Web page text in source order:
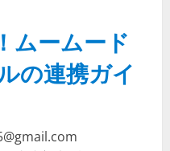
ムームード
の連携ガイ